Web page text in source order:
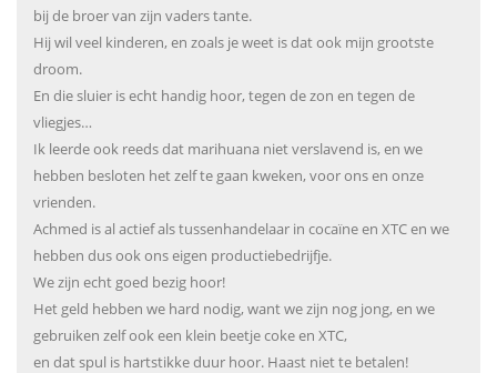
bij de broer van zijn vaders tante.
Hij wil veel kinderen, en zoals je weet is dat ook mijn grootste
droom.
En die sluier is echt handig hoor, tegen de zon en tegen de
vliegjes…
Ik leerde ook reeds dat marihuana niet verslavend is, en we
hebben besloten het zelf te gaan kweken, voor ons en onze
vrienden.
Achmed is al actief als tussenhandelaar in cocaïne en XTC en we
hebben dus ook ons eigen productiebedrijfje.
We zijn echt goed bezig hoor!
Het geld hebben we hard nodig, want we zijn nog jong, en we
gebruiken zelf ook een klein beetje coke en XTC,
en dat spul is hartstikke duur hoor. Haast niet te betalen!